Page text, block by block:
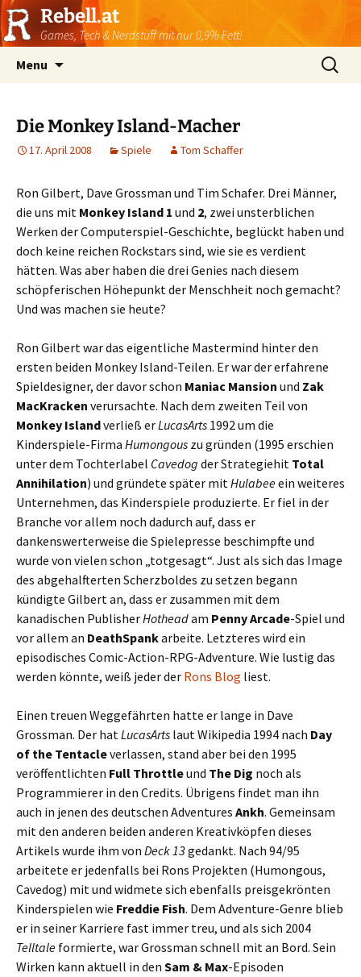
Rebell.at
Games, Tech & Nerdstuff mit nur 0,9% Fett!
Menu
Suchen
nach:
Die Monkey Island-Macher
17. April 2008 Spiele Tom Schaffer
Ron Gilbert, Dave Grossman und Tim Schafer. Drei Männer,
die uns mit Monkey Island 1 und 2, zwei unsterblichen
Werken der Computerspiel-Geschichte, beglückt haben und
doch keine reichen Rockstars sind, wie sie es verdient
hätten. Was aber haben die drei Genies nach diesem
schöpferischen Höhepunkt der Menschheit noch gemacht?
Und was machen sie heute?
Ron Gilbert war das eigentliche Mastermind hinter den
ersten beiden Monkey Island-Teilen. Er war der erfahrene
Spieldesigner, der davor schon Maniac Mansion und Zak
MacKracken verursachte. Nach dem zweiten Teil von
Monkey Islandverließ erLucasArts 1992 um die
Kinderspiele-Firma Humongous zu gründen (1995 erschien
unter dem Tochterlabel Cavedog der Strategiehit Total
Annihilation) und gründete später mitHulabeeein weiteres
Unternehmen, das Kinderspiele produzierte. Er fiel in der
Branche vor allem noch dadurch auf, dass er
dankenswerterweise die Spielepresse beschimpfte und
wurde von vielen schon „totgesagt“. Just als sich das Image
des abgehalfterten Scherzboldes zu setzen begann
kündigte Gilbert an, dass er zusammen mit dem
kanadischen PublisherHotheadam Penny Arcade-Spiel und
vor allem an DeathSpankarbeite. Letzteres wird ein
episodisches Comic-Action-RPG-Adventure. Wie lustig das
werden könnte, weiß jeder der Rons Blog liest.
Einen treuen Weggefährten hatte er lange in Dave
Grossman. Der hatLucasArts laut Wikipedia 1994 nach Day
of the Tentacleverlassen, stand aber bei den 1995
veröffentlichten Full Throttleund The Dig noch als
Programmierer in den Credits. Übrigens findet man ihn
auch in jenen des deutschen Adventures Ankh. Gemeinsam
mit den anderen beiden anderen Kreativköpfen dieses
Artikels wurde ihm von Deck 13gedankt. Nach 94/95
arbeitete er jedenfalls bei Rons Projekten (Humongous,
Cavedog) mit und widmete sich ebenfalls preisgekrönten
Kinderspielen wie Freddie Fish. Dem Adventure-Genre blieb
er in seiner Karriere fast immer treu, und als sich 2004
Telltale formierte, war Grossman schnell mit an Bord. Sein
Wirken kann aktuell in den Sam & Max-Episoden